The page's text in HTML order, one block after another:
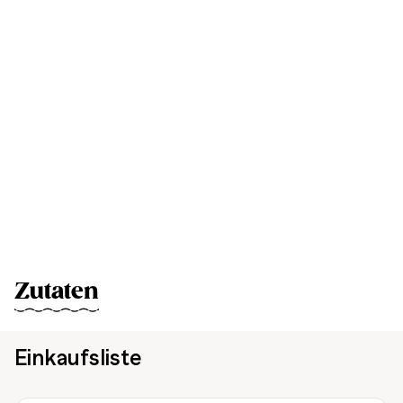
Zutaten